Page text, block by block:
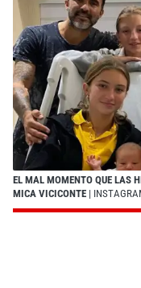
EL MAL MOMENTO QUE LAS
MICA VICICONTE |